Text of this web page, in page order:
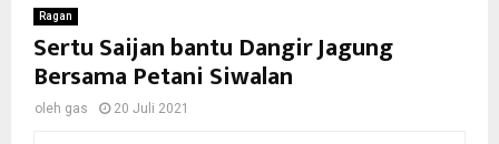
Ragan
Sertu Saijan bantu Dangir Jagung
Bersama Petani Siwalan
oleh gas 20 Juli 2021